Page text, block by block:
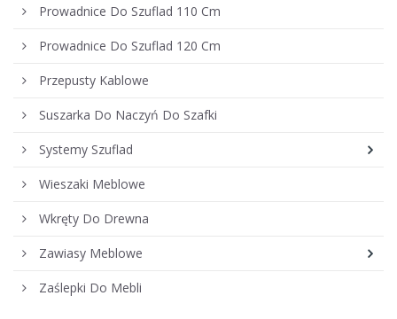
Prowadnice Do Szuflad 110 Cm
Prowadnice Do Szuflad 120 Cm
Przepusty Kablowe
Suszarka Do Naczyń Do Szafki
Systemy Szuflad
Wieszaki Meblowe
Wkręty Do Drewna
Zawiasy Meblowe
Zaślepki Do Mebli